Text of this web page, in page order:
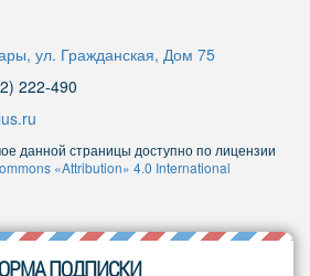
ул. Гражданская, Дом 75
222-490
данной страницы доступно по лицензии
«Attribution» 4.0 International
ПОДПИСКИ